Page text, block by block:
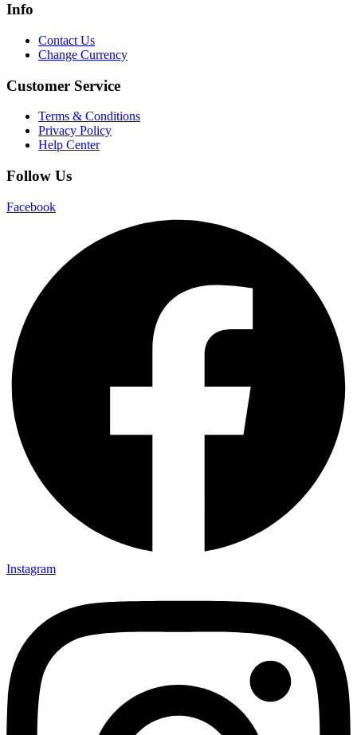
Info
Contact Us
Change Currency
Customer Service
Terms & Conditions
Privacy Policy
Help Center
Follow Us
Facebook
Instagram